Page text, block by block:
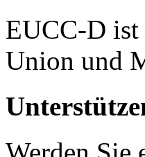
EUCC-D ist
Union und